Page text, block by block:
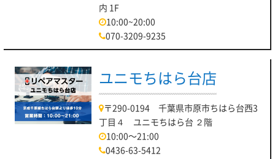
内 1F
10:00~20:00
070-3209-9235
ユニモちはら台店
〒290-0194 千葉県市原市ちはら台西3
丁目４ ユニモちはら台 ２階
10:00～21:00
0436-63-5412